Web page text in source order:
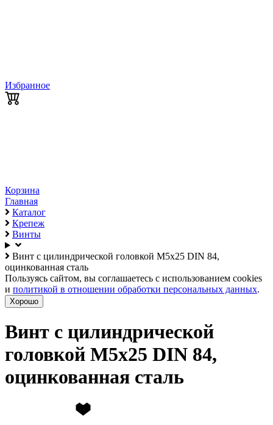
Избранное
Корзина
Главная
Каталог
Крепеж
Винты
Винт с цилиндрической головкой М5х25 DIN 84,
оцинкованная сталь
Пользуясь сайтом, вы соглашаетесь с использованием cookies
и политикой в отношении обработки персональных данных.
Хорошо
Винт с цилиндрической
головкой М5х25 DIN 84,
оцинкованная сталь